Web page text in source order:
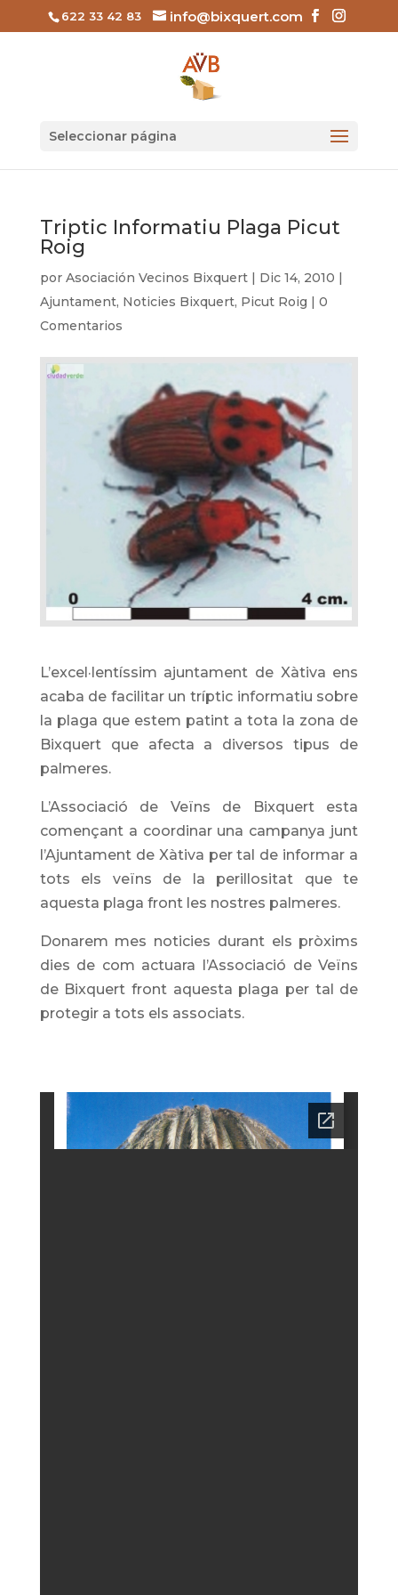
622 33 42 83 info@bixquert.com
Seleccionar página
Triptic Informatiu Plaga Picut
Roig
por Asociación Vecinos Bixquert| Dic 14, 2010 |
Ajuntament, Noticies Bixquert, Picut Roig | 0
Comentarios
L’excel·lentíssim ajuntament de Xàtiva ens
acaba de facilitar un tríptic informatiu sobre
la plaga que estem patint a tota la zona de
Bixquert que afecta a diversos tipus de
palmeres.
L’Associació de Veïns de Bixquert esta
començant a coordinar una campanya junt
l’Ajuntament de Xàtiva per tal de informar a
tots els veïns de la perillositat que te
aquesta plaga front les nostres palmeres.
Donarem mes noticies durant els pròxims
dies de com actuara l’Associació de Veïns
de Bixquert front aquesta plaga per tal de
protegir a tots els associats.